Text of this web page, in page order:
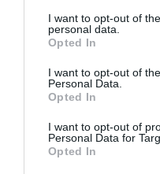
not limited to your visit or
grant or deny consent to
use your data for below
consent section.
I want to opt-out of
personal data.
Opted In
I want to opt-out of
Personal Data.
Opted In
I want to opt-out of
Personal Data for
Opted In
kapcsolat a
Magyarország és a
felbecsülhetetlenül
égető szüksége van